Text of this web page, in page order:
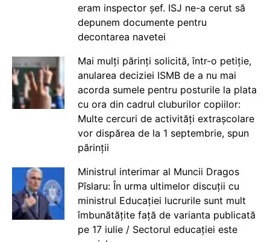
eram inspector șef. ISJ ne-a cerut să
depunem documente pentru
decontarea navetei
Mai mulți părinți solicită, într-o petiție,
anularea deciziei ISMB de a nu mai
acorda sumele pentru posturile la plata
cu ora din cadrul cluburilor copiilor:
Multe cercuri de activități extrașcolare
vor dispărea de la 1 septembrie, spun
părinții
Ministrul interimar al Muncii Dragos
Pîslaru: În urma ultimelor discuții cu
ministrul Educației lucrurile sunt mult
îmbunătățite față de varianta publicată
pe 17 iulie / Sectorul educației este